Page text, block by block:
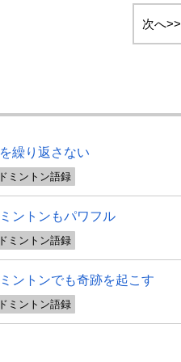
次へ>>
繰り返さない
ミントン語録
ントンもパワフル
ミントン語録
ントンでも奇跡を起こす
ミントン語録